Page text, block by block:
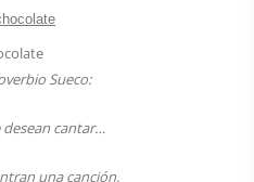
Sueco:
cantar…
una canción.